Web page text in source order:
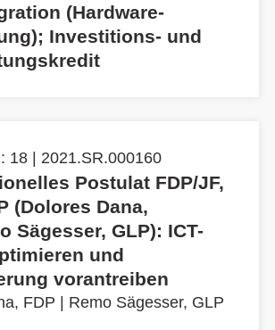
(Hardware-
Investitions- und
18 | 2021.SR.000160
Postulat FDP/JF,
(Dolores Dana,
Sägesser, GLP): ICT-
und
vorantreiben
FDP Remo Sägesser, GLP